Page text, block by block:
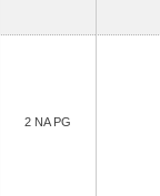
2 NA PG